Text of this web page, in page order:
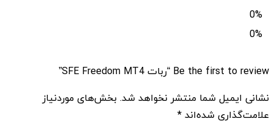
0%
0%
Be the first to review “ربات SFE Freedom MT4”
نشانی ایمیل شما منتشر نخواهد شد. بخش‌های موردنیاز
علامت‌گذاری شده‌اند*